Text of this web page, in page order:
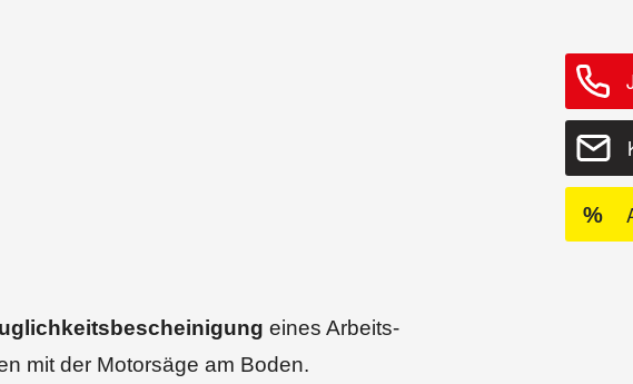
%
eines Arbeits-
mit der Motorsäge am Boden.